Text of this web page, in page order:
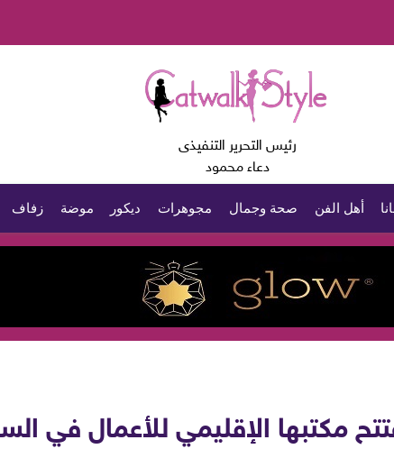
رئيس التحرير التنفيذى
دعاء محمود
أهل الفن صحة وجمال مجوهرات ديكور موضة زفاف
مكتبها الإقليمي للأعمال في